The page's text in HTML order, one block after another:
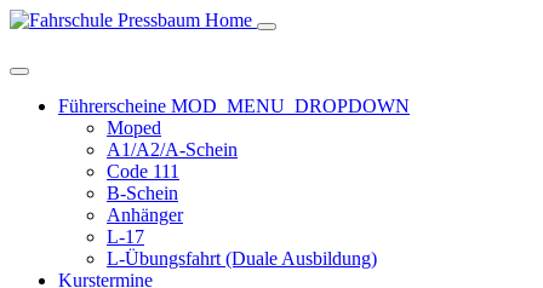
Home
Führerscheine MOD_MENU_DROPDOWN
Moped
A1/A2/A-Schein
Code 111
B-Schein
Anhänger
L-17
L-Übungsfahrt (Duale Ausbildung)
Kurstermine